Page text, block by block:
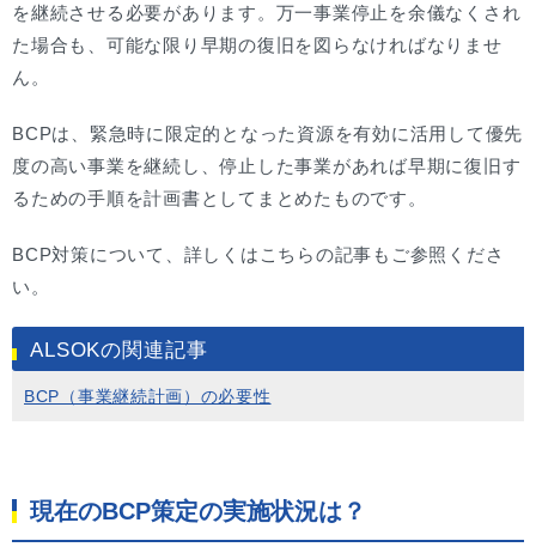
を継続させる必要があります。万一事業停止を余儀なくされ
た場合も、可能な限り早期の復旧を図らなければなりませ
ん。
BCPは、緊急時に限定的となった資源を有効に活用して優先
度の高い事業を継続し、停止した事業があれば早期に復旧す
るための手順を計画書としてまとめたものです。
BCP対策について、詳しくはこちらの記事もご参照くださ
い。
ALSOKの関連記事
BCP（事業継続計画）の必要性
現在のBCP策定の実施状況は？